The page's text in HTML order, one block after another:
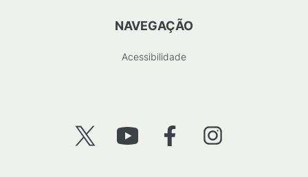
NAVEGAÇÃO
Acessibilidade